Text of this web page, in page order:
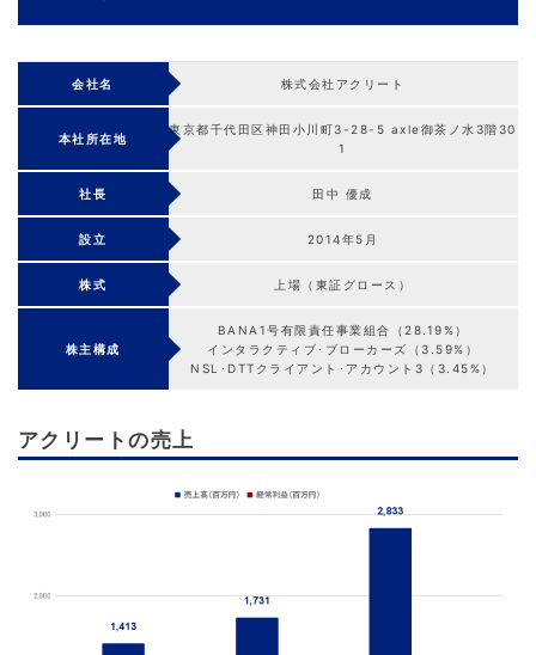
会社名 株式会社アクリート
本社所在地
東京都千代田区神田小川町3-28-5 axle御茶ノ水3階30
1
社長 田中 優成
設立 2014年5月
株式 上場（東証グロース）
株主構成
BANA1号有限責任事業組合（28.19%）
インタラクティブ･ブローカーズ（3.59%）
NSL･DTTクライアント･アカウント3（3.45%）
アクリートの売上